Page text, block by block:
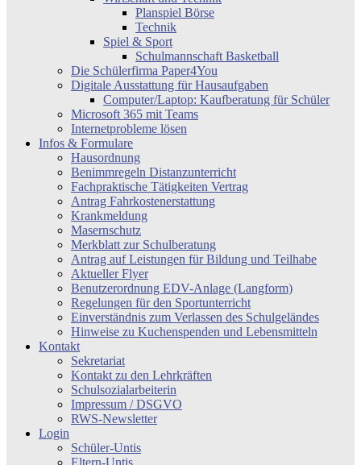
Planspiel Börse
Technik
Spiel & Sport
Schulmannschaft Basketball
Die Schülerfirma Paper4You
Digitale Ausstattung für Hausaufgaben
Computer/Laptop: Kaufberatung für Schüler
Microsoft 365 mit Teams
Internetprobleme lösen
Infos & Formulare
Hausordnung
Benimmregeln Distanzunterricht
Fachpraktische Tätigkeiten Vertrag
Antrag Fahrkostenerstattung
Krankmeldung
Masernschutz
Merkblatt zur Schulberatung
Antrag auf Leistungen für Bildung und Teilhabe
Aktueller Flyer
Benutzerordnung EDV-Anlage (Langform)
Regelungen für den Sportunterricht
Einverständnis zum Verlassen des Schulgeländes
Hinweise zu Kuchenspenden und Lebensmitteln
Kontakt
Sekretariat
Kontakt zu den Lehrkräften
Schulsozialarbeiterin
Impressum / DSGVO
RWS-Newsletter
Login
Schüler-Untis
Eltern-Untis